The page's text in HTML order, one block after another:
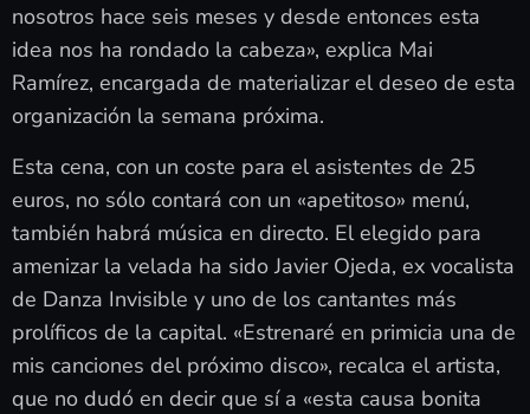
nosotros hace seis meses y desde entonces esta
idea nos ha rondado la cabeza», explica Mai
Ramírez, encargada de materializar el deseo de esta
organización la semana próxima.
Esta cena, con un coste para el asistentes de 25
euros, no sólo contará con un «apetitoso» menú,
también habrá música en directo. El elegido para
amenizar la velada ha sido Javier Ojeda, ex vocalista
de Danza Invisible y uno de los cantantes más
prolíficos de la capital. «Estrenaré en primicia una de
mis canciones del próximo disco», recalca el artista,
que no dudó en decir que sí a «esta causa bonita